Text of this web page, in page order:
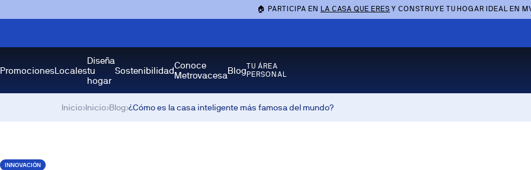
🏠 PARTICIPA EN LA CASA QUE ERES Y CONSTRUYE TU HOGAR IDEAL EN
PromocionesLocales
Diseña
tu
hogar
SostenibilidadConoce
MetrovacesaBlogTU ÁREA
PERSONAL
Inicio›Inicio›Blog›¿Cómo es la casa inteligente más famosa del mundo?
INNOVACIÓN